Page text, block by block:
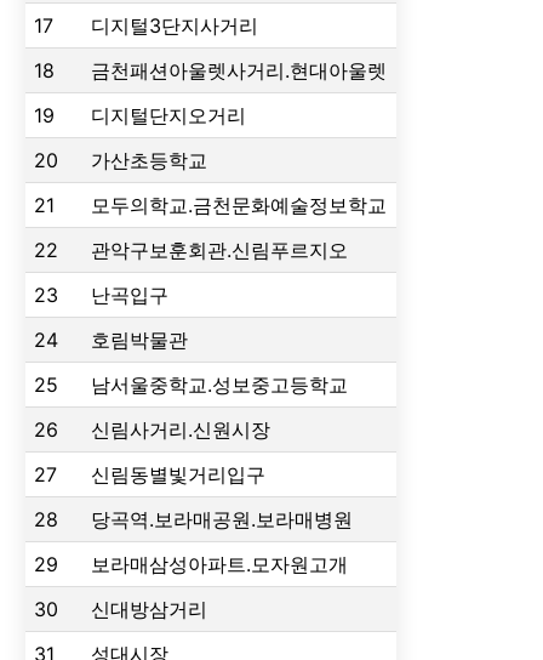
17
디지털3단지사거리
18
금천패션아울렛사거리.현대아울렛
19
디지털단지오거리
20
가산초등학교
21
모두의학교.금천문화예술정보학교
22
관악구보훈회관.신림푸르지오
23
난곡입구
24
호림박물관
25
남서울중학교.성보중고등학교
26
신림사거리.신원시장
27
신림동별빛거리입구
28
당곡역.보라매공원.보라매병원
29
보라매삼성아파트.모자원고개
30
신대방삼거리
31
성대시장